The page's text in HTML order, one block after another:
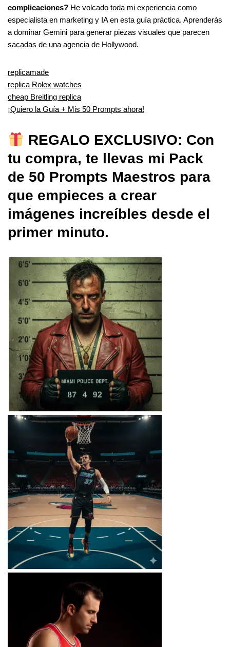
complicaciones? He volcado toda mi experiencia como
especialista en marketing y IA en esta guía práctica. Aprenderás
a dominar Gemini para generar piezas visuales que parecen
sacadas de una agencia de Hollywood.
replicamade
replica Rolex watches
cheap Breitling replica
¡Quiero la Guía + Mis 50 Prompts ahora!
REGALO EXCLUSIVO: Con
tu compra, te llevas mi Pack
de 50 Prompts Maestros para
que empieces a crear
imágenes increíbles desde el
primer minuto.